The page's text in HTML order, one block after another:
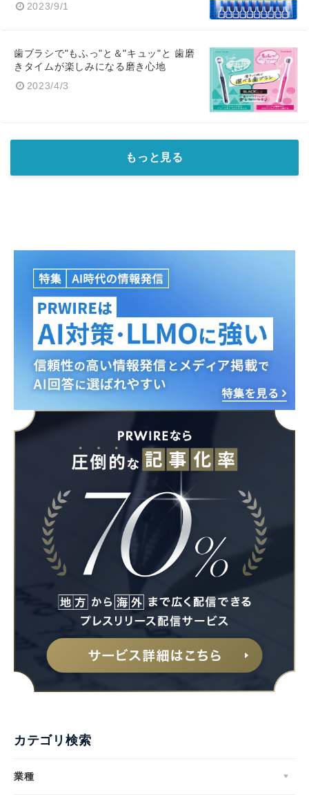
2023/9/1
歯ブラシで"もふっ"と＆"キュッ"と 歯磨
きタイムが楽しみになる磨き心地
2023/4/3
もっと見る
カテゴリ検索
業種